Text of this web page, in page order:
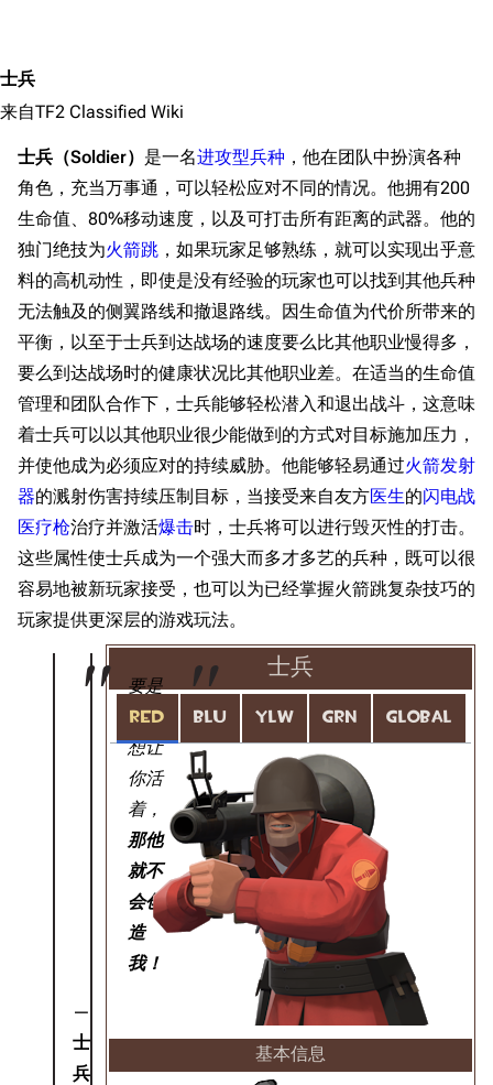
士兵
来自TF2 Classified Wiki
士兵（Soldier） 是一名进攻型兵种 ，他在团队中扮演各种
角色，充当万事通，可以轻松应对不同的情况。他拥有200
生命值、80%移动速度，以及可打击所有距离的武器。他的
独门绝技为火箭跳 ，如果玩家足够熟练，就可以实现出乎意
料的高机动性，即使是没有经验的玩家也可以找到其他兵种
无法触及的侧翼路线和撤退路线。因生命值为代价所带来的
平衡，以至于士兵到达战场的速度要么比其他职业慢得多，
要么到达战场时的健康状况比其他职业差。在适当的生命值
管理和团队合作下，士兵能够轻松潜入和退出战斗，这意味
着士兵可以以其他职业很少能做到的方式对目标施加压力，
并使他成为必须应对的持续威胁。他能够轻易通过火箭发射
器的溅射伤害持续压制目标，当接受来自友方医生的闪电战
医疗枪治疗并激活爆击时，士兵将可以进行毁灭性的打击。
这些属性使士兵成为一个强大而多才多艺的兵种，既可以很
容易地被新玩家接受，也可以为已经掌握火箭跳复杂技巧的
玩家提供更深层的游戏玩法。
士兵
RED BLU YLW GRN GLOBAL
基本信息
要是
上帝
想让
你活
着，
那他
就不
会创
造
我！
士
兵